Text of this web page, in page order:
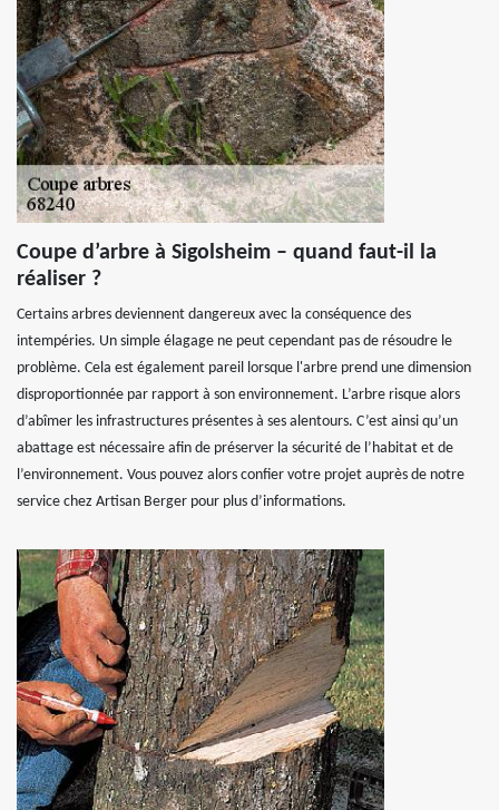
Coupe d’arbre à Sigolsheim – quand faut-il la
réaliser ?
Certains arbres deviennent dangereux avec la conséquence des
intempéries. Un simple élagage ne peut cependant pas de résoudre le
problème. Cela est également pareil lorsque l'arbre prend une dimension
disproportionnée par rapport à son environnement. L’arbre risque alors
d’abîmer les infrastructures présentes à ses alentours. C’est ainsi qu’un
abattage est nécessaire afin de préserver la sécurité de l’habitat et de
l’environnement. Vous pouvez alors confier votre projet auprès de notre
service chez Artisan Berger pour plus d’informations.